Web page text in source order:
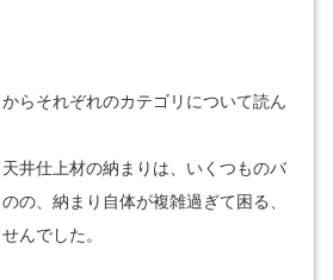
らそれぞれのカテゴリについて読ん
井仕上材の納まりは、いくつものバ
の、納まり自体が複雑過ぎて困る、
んでした。